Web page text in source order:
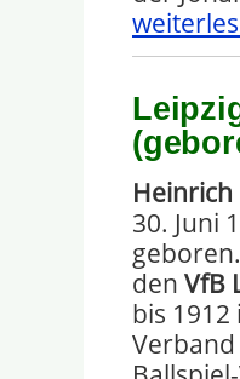
Heinrich
30. Juni
den VfB
bis